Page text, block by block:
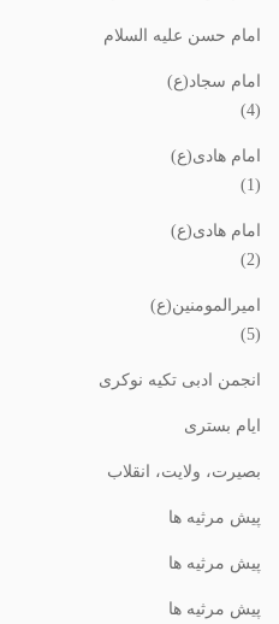
امام حسن علیه السلام
امام سجاد(ع)
(4)
امام هادی(ع)
(1)
امام هادی(ع)
(2)
امیرالمومنین(ع)
(5)
انجمن ادبی تکیه نوکری
ایام بستری
بصیرت، ولایت، انقلاب
پیش مرثیه ها
پیش مرثیه ها
پیش مرثیه ها